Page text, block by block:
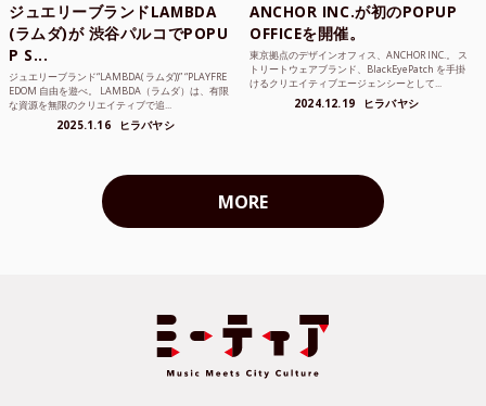
ジュエリーブランドLAMBDA
(ラムダ)が 渋谷パルコでPOPU
P S...
ジュエリーブランド“LAMBDA( ラムダ))” “PLAYFRE
EDOM 自由を遊べ。 LAMBDA（ラムダ）は、有限
な資源を無限のクリエイティブで追...
2025.1.16 ヒラバヤシ
ANCHOR INC.が初のPOPUP
OFFICEを開催。
東京拠点のデザインオフィス、ANCHOR INC.。 ス
トリートウェアブランド、BlackEyePatch を手掛
けるクリエイティブエージェンシーとして...
2024.12.19 ヒラバヤシ
MORE